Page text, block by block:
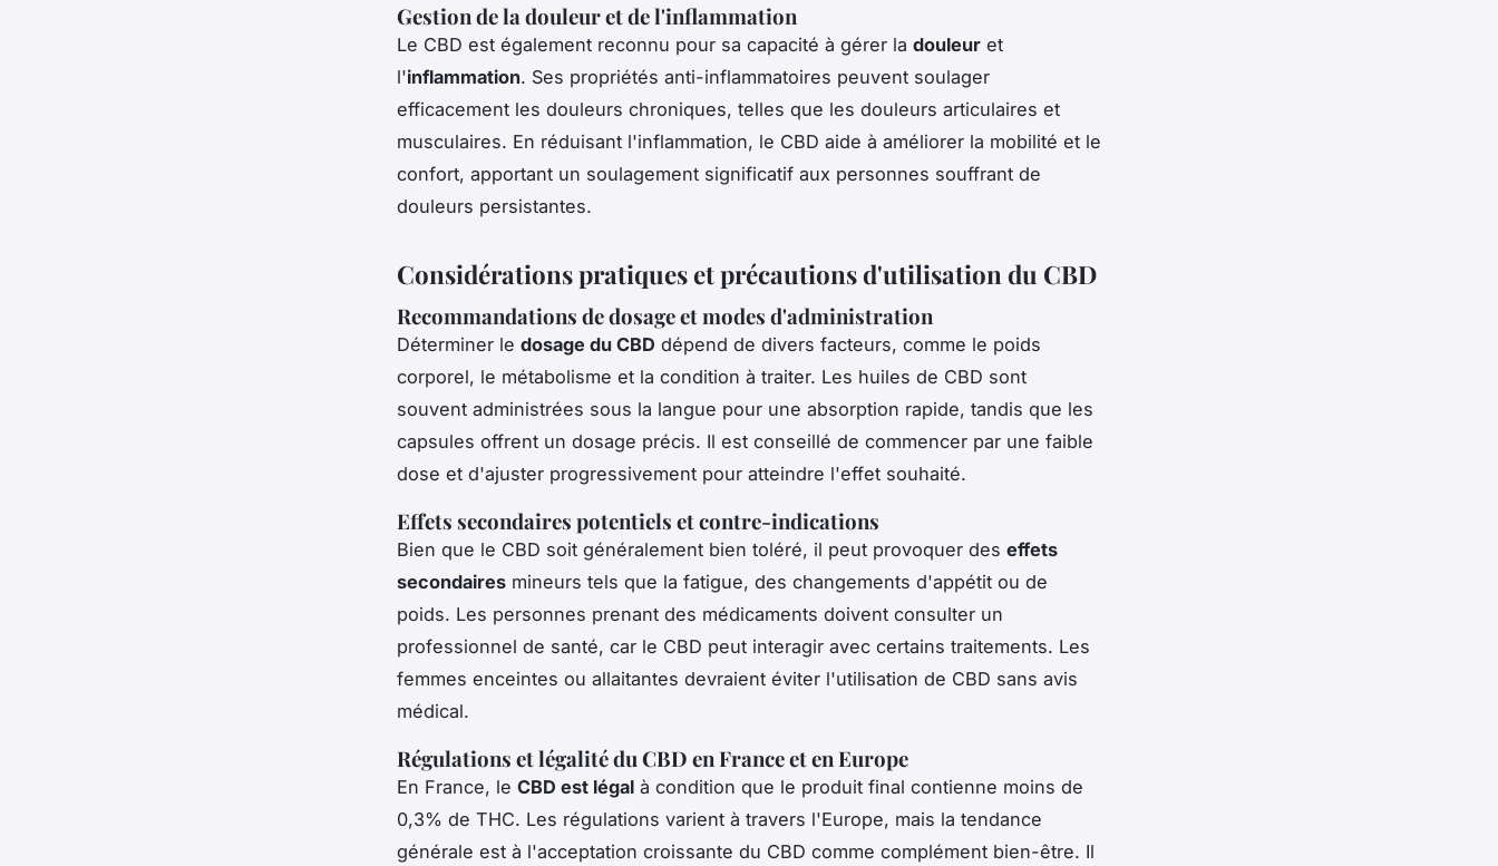
Gestion de la douleur et de l'inflammation
Le CBD est également reconnu pour sa capacité à gérer la douleur et
l'inflammation. Ses propriétés anti-inflammatoires peuvent soulager
efficacement les douleurs chroniques, telles que les douleurs articulaires et
musculaires. En réduisant l'inflammation, le CBD aide à améliorer la mobilité et le
confort, apportant un soulagement significatif aux personnes souffrant de
douleurs persistantes.
Considérations pratiques et précautions d'utilisation du CBD
Recommandations de dosage et modes d'administration
Déterminer le dosage du CBD dépend de divers facteurs, comme le poids
corporel, le métabolisme et la condition à traiter. Les huiles de CBD sont
souvent administrées sous la langue pour une absorption rapide, tandis que les
capsules offrent un dosage précis. Il est conseillé de commencer par une faible
dose et d'ajuster progressivement pour atteindre l'effet souhaité.
Effets secondaires potentiels et contre-indications
Bien que le CBD soit généralement bien toléré, il peut provoquer des effets
secondaires mineurs tels que la fatigue, des changements d'appétit ou de
poids. Les personnes prenant des médicaments doivent consulter un
professionnel de santé, car le CBD peut interagir avec certains traitements. Les
femmes enceintes ou allaitantes devraient éviter l'utilisation de CBD sans avis
médical.
Régulations et légalité du CBD en France et en Europe
En France, le CBD est légal à condition que le produit final contienne moins de
0,3% de THC. Les régulations varient à travers l'Europe, mais la tendance
générale est à l'acceptation croissante du CBD comme complément bien-être. Il